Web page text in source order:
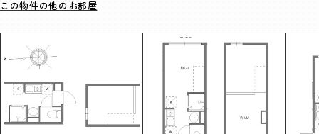
この物件の他のお部屋